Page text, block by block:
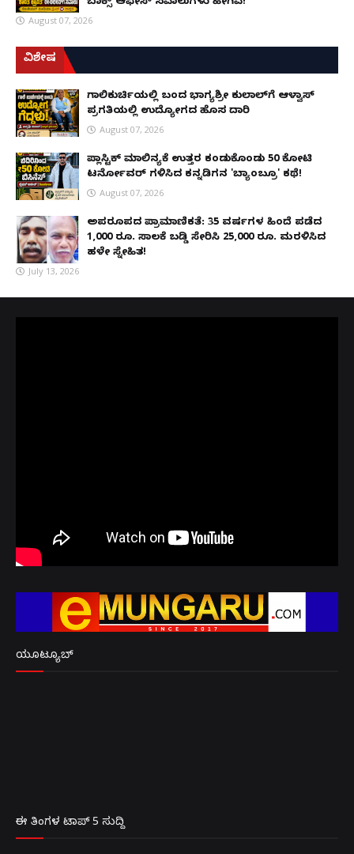
August 07, 2026
ವಿಶೇಷ
ಗಾಲಿಕುರ್ಚಿಯಲ್ಲಿ ಬಂದ ಭಾಗ್ಯಶ್ರೀ ಕುಲಾಲ್‌ಗೆ ಆಳ್ವಾಸ್
ಪ್ರಗತಿಯಲ್ಲಿ ಉದ್ಯೋಗದ ಹೊಸ ದಾರಿ
August 07, 2026
ಪ್ಲಾಸ್ಟಿಕ್ ಮಾಲಿನ್ಯಕ್ಕೆ ಉತ್ತರ ಕಂಡುಕೊಂಡು ₹50 ಕೋಟಿ
ಟರ್ನೋವರ್ ಗಳಿಸಿದ ಕನ್ನಡಿಗನ 'ಬ್ಯಾಂಬ್ರೂ' ಕಥೆ!
August 07, 2026
ಅಪರೂಪದ ಪ್ರಾಮಾಣಿಕತೆ: 35 ವರ್ಷಗಳ ಹಿಂದೆ ಪಡೆದ
1,000 ರೂ. ಸಾಲಕ್ಕೆ ಬಡ್ಡಿ ಸೇರಿಸಿ 25,000 ರೂ. ಮರಳಿಸಿದ
ಹಳೇ ಸ್ನೇಹಿತ!
July 13, 2026
ಯೂಟ್ಯೂಬ್
ಈ ತಿಂಗಳ ಟಾಪ್ 5 ಸುದ್ದಿ